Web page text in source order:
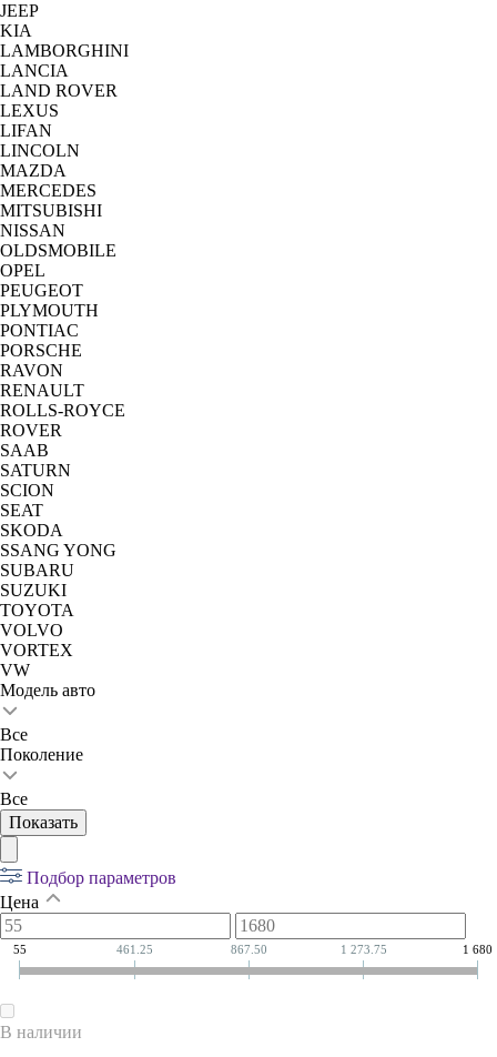
JEEP
KIA
LAMBORGHINI
LANCIA
LAND ROVER
LEXUS
LIFAN
LINCOLN
MAZDA
MERCEDES
MITSUBISHI
NISSAN
OLDSMOBILE
OPEL
PEUGEOT
PLYMOUTH
PONTIAC
PORSCHE
RAVON
RENAULT
ROLLS-ROYCE
ROVER
SAAB
SATURN
SCION
SEAT
SKODA
SSANG YONG
SUBARU
SUZUKI
TOYOTA
VOLVO
VORTEX
VW
Модель авто
Все
Поколение
Все
Подбор параметров
Цена
55 461.25 867.50 1 273.75 1 680
В наличии